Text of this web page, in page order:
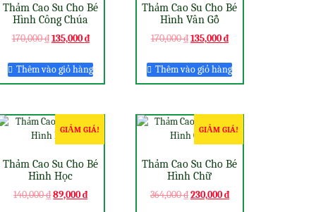
Thảm Cao Su Cho Bé
Hình Công Chúa
170,000₫135,000₫
Thêm vào giỏ hàng
Thảm Cao Su Cho Bé
Hình Vân Gỗ
170,000₫135,000₫
Thêm vào giỏ hàng
GIẢM GIÁ!
Thảm Cao Su Cho Bé
Hình Học
140,000₫89,000₫
GIẢM GIÁ!
Thảm Cao Su Cho Bé
Hình Chữ
364,000₫230,000₫